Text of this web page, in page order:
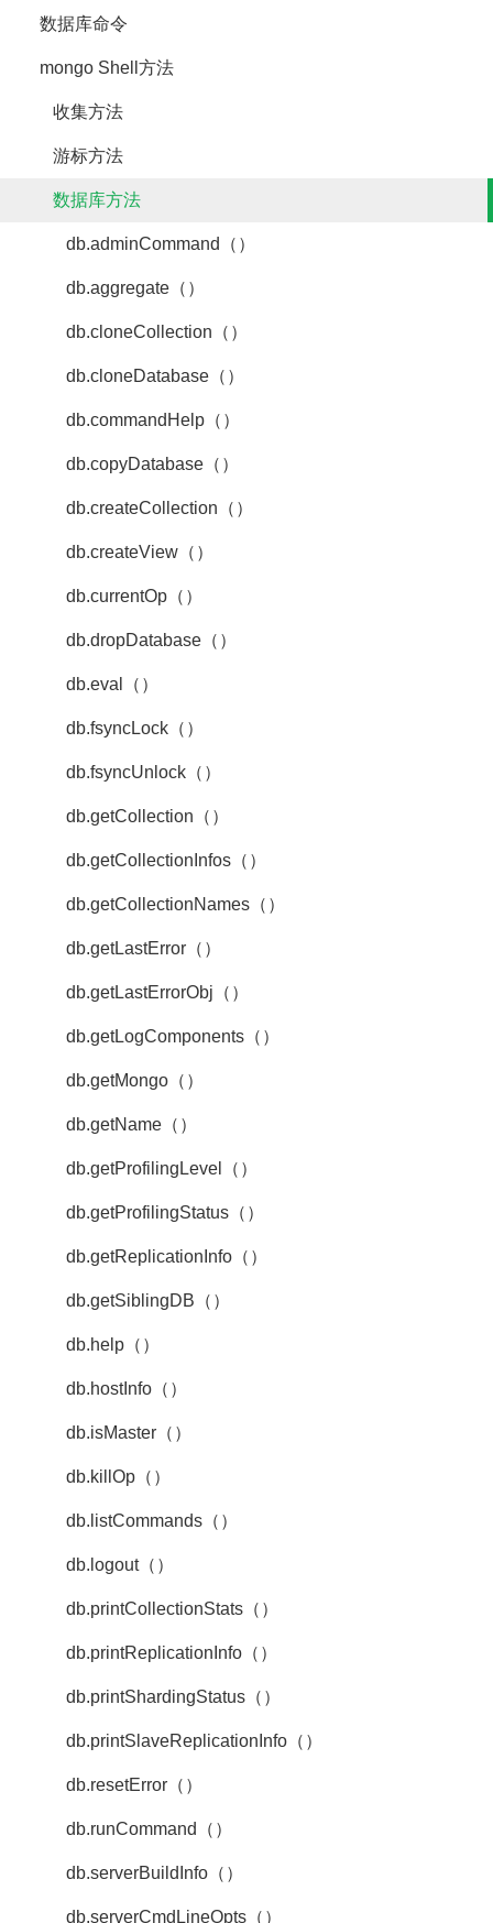
数据库命令
mongo Shell方法
收集方法
游标方法
数据库方法
db.adminCommand（）
db.aggregate（）
db.cloneCollection（）
db.cloneDatabase（）
db.commandHelp（）
db.copyDatabase（）
db.createCollection（）
db.createView（）
db.currentOp（）
db.dropDatabase（）
db.eval（）
db.fsyncLock（）
db.fsyncUnlock（）
db.getCollection（）
db.getCollectionInfos（）
db.getCollectionNames（）
db.getLastError（）
db.getLastErrorObj（）
db.getLogComponents（）
db.getMongo（）
db.getName（）
db.getProfilingLevel（）
db.getProfilingStatus（）
db.getReplicationInfo（）
db.getSiblingDB（）
db.help（）
db.hostInfo（）
db.isMaster（）
db.killOp（）
db.listCommands（）
db.logout（）
db.printCollectionStats（）
db.printReplicationInfo（）
db.printShardingStatus（）
db.printSlaveReplicationInfo（）
db.resetError（）
db.runCommand（）
db.serverBuildInfo（）
db.serverCmdLineOpts（）